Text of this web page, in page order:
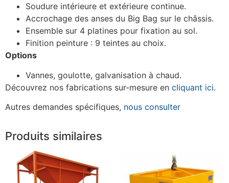
Soudure intérieure et extérieure continue.
Accrochage des anses du Big Bag sur le châssis.
Ensemble sur 4 platines pour fixation au sol.
Finition peinture : 9 teintes au choix.
Options
Vannes, goulotte, galvanisation à chaud.
Découvrez nos fabrications sur-mesure en cliquant ici.
Autres demandes spécifiques, nous consulter
Produits similaires